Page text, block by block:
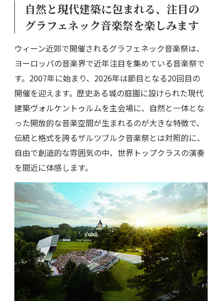
自然と現代建築に包まれる、注目の
グラフェネック音楽祭を楽しみます
ウィーン近郊で開催されるグラフェネック音楽祭は、
ヨーロッパの音楽界で近年注目を集めている音楽祭で
す。2007年に始まり、2026年は節目となる20回目の
開催を迎えます。歴史ある城の庭園に設けられた現代
建築ヴォルケントゥルムを主会場に、自然と一体とな
った開放的な音楽空間が生まれるのが大きな特徴で、
伝統と格式を誇るザルツブルク音楽祭とは対照的に、
自由で創造的な雰囲気の中、世界トップクラスの演奏
を間近に体感します。